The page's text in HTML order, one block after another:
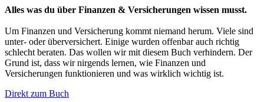
Alles was du über Finanzen & Versicherungen wissen musst.
Um Finanzen und Versicherung kommt niemand herum. Viele sind
unter- oder überversichert. Einige wurden offenbar auch richtig
schlecht beraten. Das wollen wir mit diesem Buch verhindern. Der
Grund ist, dass wir nirgends lernen, wie Finanzen und
Versicherungen funktionieren und was wirklich wichtig ist.
Direkt zum Buch